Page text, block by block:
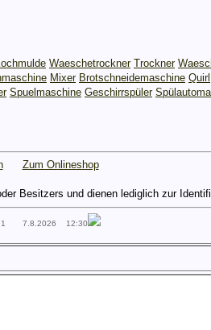
Waeschetrockner Trockner
Mixer Brotschneidemaschine Quirl
Spuelmaschine Geschirrspüler
Zum Onlineshop
Besitzers und dienen lediglich zur
: 1 7.8.2026 12:30